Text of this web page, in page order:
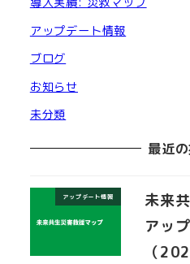
アップデート情報
ブログ
お知らせ
未分類
最近
アップデート情報
未来
アッ
（